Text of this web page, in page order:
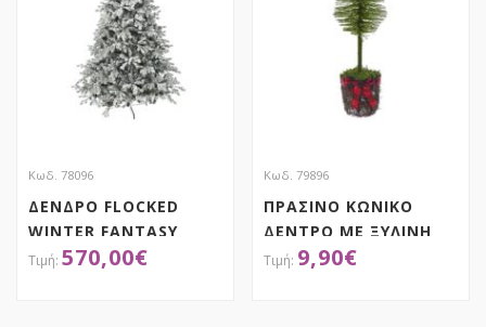
Κωδ. 78096
ΔΕΝΔΡΟ FLOCKED
WINTER FANTASY
270EK570,00€
Κωδ. 79896
ΠΡΑΣΙΝΟ ΚΩΝΙΚΟ
ΔΕΝΤΡΟ ΜΕ ΞΥΛΙΝΗ
ΒΑΣΗ 18X67EK
9,90€